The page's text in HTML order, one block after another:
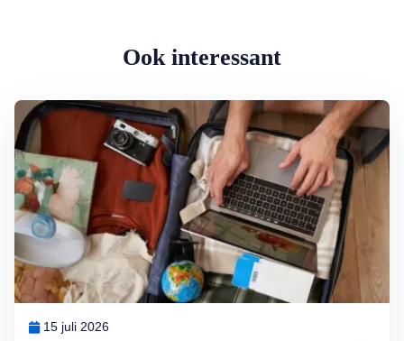
Ook interessant
15 juli 2026
Lees meer over Privacy op vakantie: waar moet je op letten?